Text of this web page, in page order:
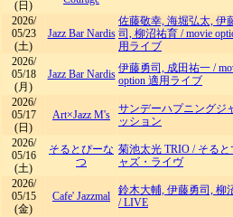
(日)
2026/
05/23
(土)
Jazz Bar Nardis
佐藤敬幸, 海堀弘太, 伊
司, 柳沼祐育 /movie
用ライブ
2026/
05/18
(月)
Jazz Bar Nardis 伊藤勇司, 成田祐一 /
option 適用ライブ
2026/
05/17
(日)
Art×Jazz M's
サンデーハプニングジ
ッション
2026/
05/16
(土)
そるとぴーな
つ
菊池太光 TRIO / そると
ャズ・ライヴ
2026/
05/15
(金)
Cafe' Jazzmal
鈴木大輔, 伊藤勇司, 柳
/LIVE